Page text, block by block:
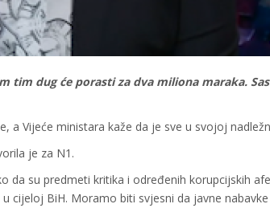
tim dug će porasti za dva miliona maraka.
a Vijeće ministara kaže da je sve u svojoj
je za N1.
da su predmeti kritika i određenih korupcijskih
cijeloj BiH. Moramo biti svjesni da javne